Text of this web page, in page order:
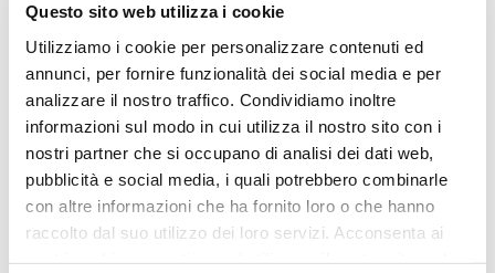
Questo sito web utilizza i cookie
Utilizziamo i cookie per personalizzare contenuti ed
annunci, per fornire funzionalità dei social media e per
analizzare il nostro traffico. Condividiamo inoltre
informazioni sul modo in cui utilizza il nostro sito con i
nostri partner che si occupano di analisi dei dati web,
pubblicità e social media, i quali potrebbero combinarle
con altre informazioni che ha fornito loro o che hanno
raccolto dal suo utilizzo dei loro servizi. Acconsenta ai
nostro negozio non saranno disponibili per la
spedizione fino al giorno 31 agosto. BUONE FERIE
da OTTICA DIOPTER
Showing the single result